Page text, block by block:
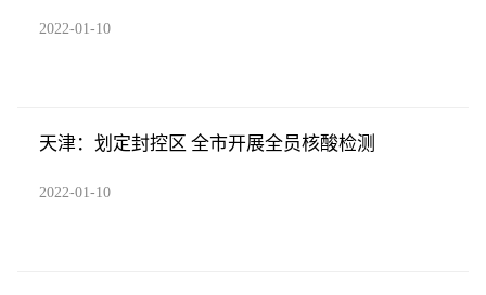
2022-01-10
天津：划定封控区 全市开展全员核酸检测
2022-01-10